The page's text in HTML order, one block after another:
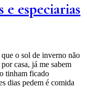
especiarias
o sol de inverno não
casa, já me sabem
tinham ficado
dias pedem é comida